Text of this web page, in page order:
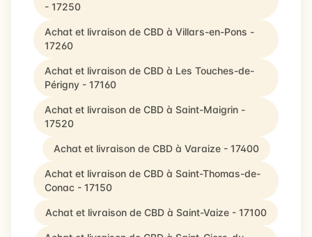
- 17250
Achat et livraison de CBD à Villars-en-Pons -
17260
Achat et livraison de CBD à Les Touches-de-
Périgny - 17160
Achat et livraison de CBD à Saint-Maigrin -
17520
Achat et livraison de CBD à Varaize - 17400
Achat et livraison de CBD à Saint-Thomas-de-
Conac - 17150
Achat et livraison de CBD à Saint-Vaize - 17100